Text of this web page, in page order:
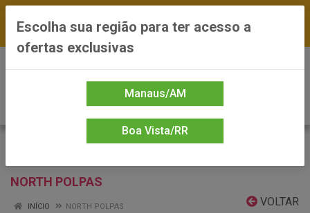
*Preços exclusivos do site — Entrega em até 24h
NORTH POLPAS
VOLTAR
INÍCIO NORTH POLPAS
Escolha sua região para ter acesso a
ofertas exclusivas
Manaus/AM
Boa Vista/RR